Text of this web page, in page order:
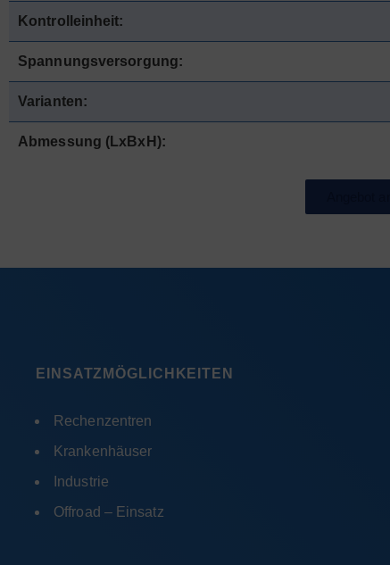
Kontrolleinheit:
Spannungsversorgung:
Varianten:
Abmessung (LxBxH):
EINSATZMÖGLICHKEITEN
Rechenzentren
Krankenhäuser
Industrie
Offroad – Einsatz